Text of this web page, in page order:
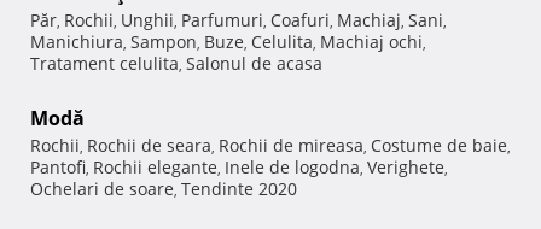
Păr, Rochii, Unghii, Parfumuri, Coafuri, Machiaj, Sani,
Manichiura, Sampon, Buze, Celulita, Machiaj ochi,
Tratament celulita, Salonul de acasa
Modă
Rochii, Rochii de seara, Rochii de mireasa, Costume de baie,
Pantofi, Rochii elegante, Inele de logodna, Verighete,
Ochelari de soare, Tendinte 2020